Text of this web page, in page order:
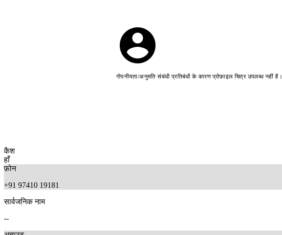
गोपनीयता/अनुमति संबंधी प्रतिबंधों के कारण प्रोफ़ाइल चित्र उपलब्ध नहीं है।
कैश
हाँ
फ़ोन
+91 97410 19181
सार्वजनिक नाम
--